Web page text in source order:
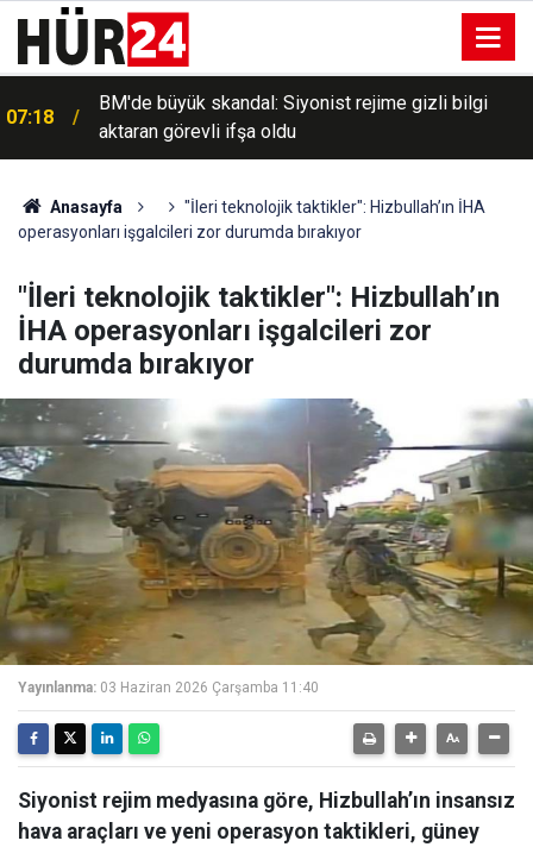
07:18
BM'de büyük skandal: Siyonist rejime gizli bilgi
aktaran görevli ifşa oldu
Anasayfa
"İleri teknolojik taktikler": Hizbullah’ın İHA
operasyonları işgalcileri zor durumda bırakıyor
"İleri teknolojik taktikler": Hizbullah’ın
İHA operasyonları işgalcileri zor
durumda bırakıyor
Yayınlanma: 03 Haziran 2026 Çarşamba 11:40
Siyonist rejim medyasına göre, Hizbullah’ın insansız
hava araçları ve yeni operasyon taktikleri, güney